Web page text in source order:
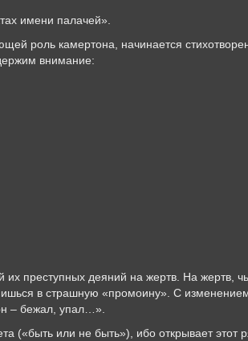
имени палачей».
роль камертона, начинается
внимание:
преступных деяний на жертв. На жертв,
в страшную «промоину». С
– бежал, упал…».
(«быть или не быть»), ибо открывает этот